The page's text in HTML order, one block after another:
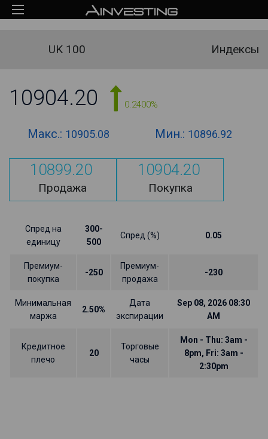
UK 100 Индексы
10904.20 0.2400%
Макс.: 10905.08 Мин.: 10896.92
10899.20
Продажа
10904.20
Покупка
Спред на
единицу
300-
500
Спред (%) 0.05
Премиум-
покупка
-250
Премиум-
продажа
-230
Минимальная
маржа
2.50%
Дата
экспирации
Sep 08, 2026 08:30
AM
Кредитное
плечо
20
Торговые
часы
Mon - Thu: 3am -
8pm, Fri: 3am -
2:30pm